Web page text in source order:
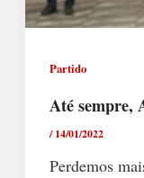
Partido
Até sempre,
/14/01/2022
Perdemos